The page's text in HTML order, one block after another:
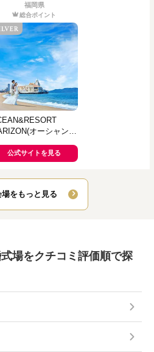
福岡県
総合ポイント
オーシャン＆
公式サイトを見る
をもっと見る
場をクチコミ評価順で探